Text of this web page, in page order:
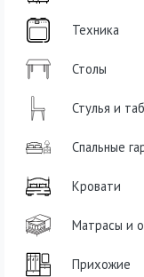
Техника
Столы
Стулья и
Спальные
Кровати
Матрасы и
Прихожие